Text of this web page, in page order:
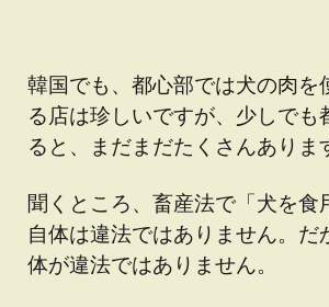
韓国でも、都心部では犬の肉を
る店は珍しいですが、少しでも
ると、まだまだたくさんありま
聞くところ、畜産法で「犬を食
自体は違法ではありません。だ
体が違法ではありません。